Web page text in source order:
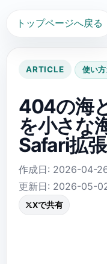
トップページへ戻る
ARTICLE 使い
404の海
を小さな
Safari拡張
作成日: 2026-04-
更新日: 2026-05-
Xで共有